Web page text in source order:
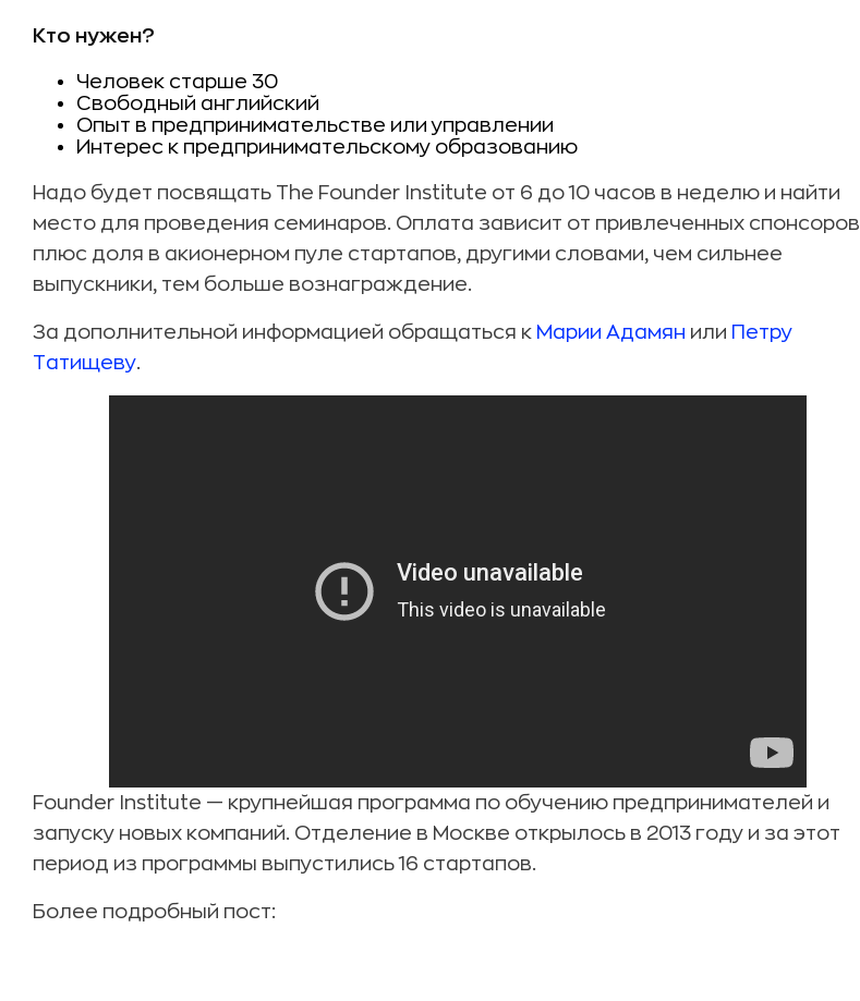
Кто нужен?
Человек старше 30
Свободный английский
Опыт в предпринимательстве или управлении
Интерес к предпринимательскому образованию
Надо будет посвящать The Founder Institute от 6 до 10 часов в неделю и найти
место для проведения семинаров. Оплата зависит от привлеченных спонсоров
плюс доля в акионерном пуле стартапов, другими словами, чем сильнее
выпускники, тем больше вознаграждение.
За дополнительной информацией обращаться к Марии Адамян или Петру
Татищеву.
Founder Institute — крупнейшая программа по обучению предпринимателей и
запуску новых компаний. Отделение в Москве открылось в 2013 году и за этот
период из программы выпустились 16 стартапов.
Более подробный пост: